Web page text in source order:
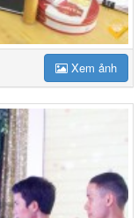
Xem ảnh